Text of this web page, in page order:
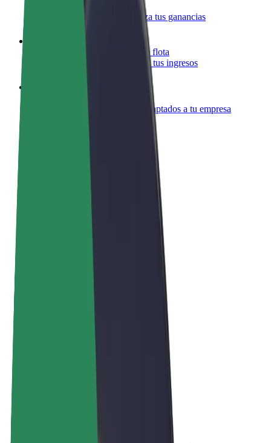
Añadir un restaurante o tienda
Llega a más clientes y maximiza tus ganancias
Registrarse como propietario de flota
Añade tu flota a Bolt y potencia tus ingresos
Productos y servicios de Bolt adaptados a tu empresa
Términos y Condiciones